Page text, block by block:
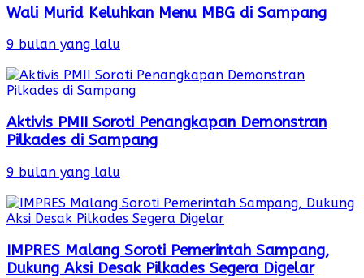
Wali Murid Keluhkan Menu MBG di Sampang
9 bulan yang lalu
Aktivis PMII Soroti Penangkapan Demonstran
Pilkades di Sampang
9 bulan yang lalu
IMPRES Malang Soroti Pemerintah Sampang,
Dukung Aksi Desak Pilkades Segera Digelar